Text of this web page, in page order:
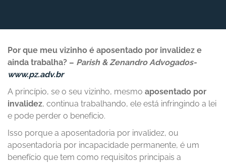
Por que meu vizinho é aposentado por invalidez e
ainda trabalha? – Parish & Zenandro Advogados-
www.pz.adv.br
A princípio, se o seu vizinho, mesmo aposentado por
invalidez, continua trabalhando, ele está infringindo a lei
e pode perder o benefício.
Isso porque a aposentadoria por invalidez, ou
aposentadoria por incapacidade permanente, é um
benefício que tem como requisitos principais a